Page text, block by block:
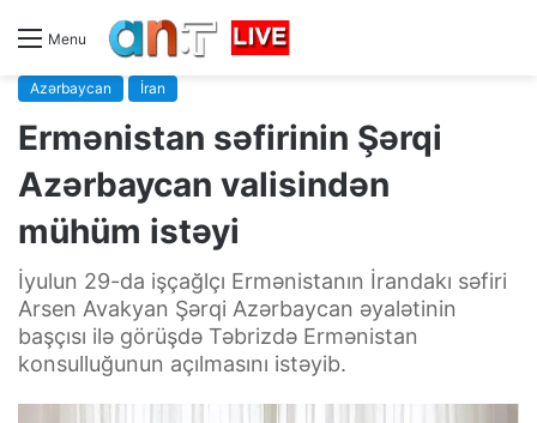
Menu
Azərbaycan İran
Ermənistan səfirinin Şərqi
Azərbaycan valisindən
mühüm istəyi
İyulun 29-da işçağlçı Ermənistanın İrandakı səfiri
Arsen Avakyan Şərqi Azərbaycan əyalətinin
başçısı ilə görüşdə Təbrizdə Ermənistan
konsulluğunun açılmasını istəyib.